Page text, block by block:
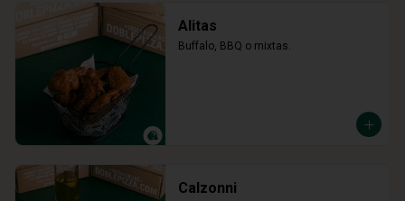
Alitas
Buffalo, BBQ o mixtas.
Calzonni